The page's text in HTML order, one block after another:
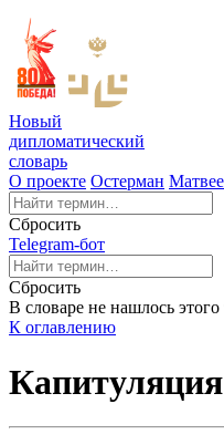
Новый
дипломатический
словарь
О проекте Остерман
Сбросить
Telegram-бот
Сбросить
В словаре не нашлось
К оглавлению
Капитуляция